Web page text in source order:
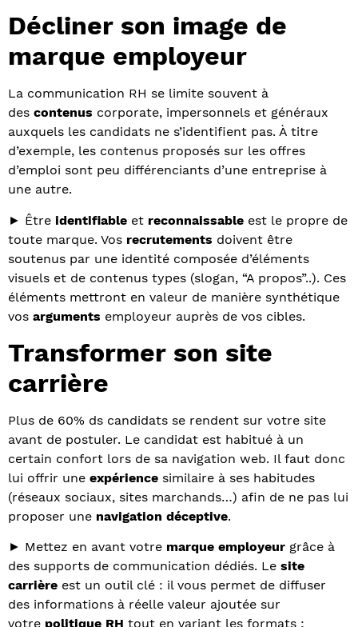
Décliner son image de
marque employeur
La communication RH se limite souvent à
des contenus corporate, impersonnels et généraux
auxquels les candidats ne s’identifient pas. À titre
d’exemple, les contenus proposés sur les offres
d’emploi sont peu différenciants d’une entreprise à
une autre.
► Être identifiable et reconnaissable est le propre de
toute marque. Vos recrutements doivent être
soutenus par une identité composée d’éléments
visuels et de contenus types (slogan, “A propos”..). Ces
éléments mettront en valeur de manière synthétique
vos arguments employeur auprès de vos cibles.
Transformer son site
carrière
Plus de 60% ds candidats se rendent sur votre site
avant de postuler. Le candidat est habitué à un
certain confort lors de sa navigation web. Il faut donc
lui offrir une expérience similaire à ses habitudes
(réseaux sociaux, sites marchands…) afin de ne pas lui
proposer une navigation déceptive.
► Mettez en avant votre marque employeur grâce à
des supports de communication dédiés. Le site
carrière est un outil clé : il vous permet de diffuser
des informations à réelle valeur ajoutée sur
votre politique RH tout en variant les formats :